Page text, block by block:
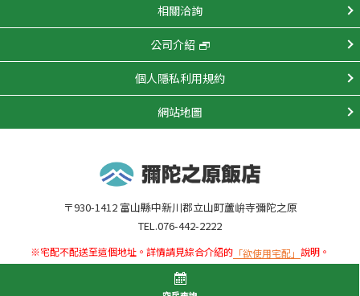
相關洽詢
公司介紹
個人隱私利用規約
網站地圖
〒930-1412 富山縣中新川郡立山町蘆峅寺彌陀之原
TEL.076-442-2222
※宅配不配送至這個地址。詳情請見綜合介紹的 「欲使用宅配」 說明。
COPYRIGHT(C)MIDAGAHARA HOTEL. ALL RIGHTS RESERVED.